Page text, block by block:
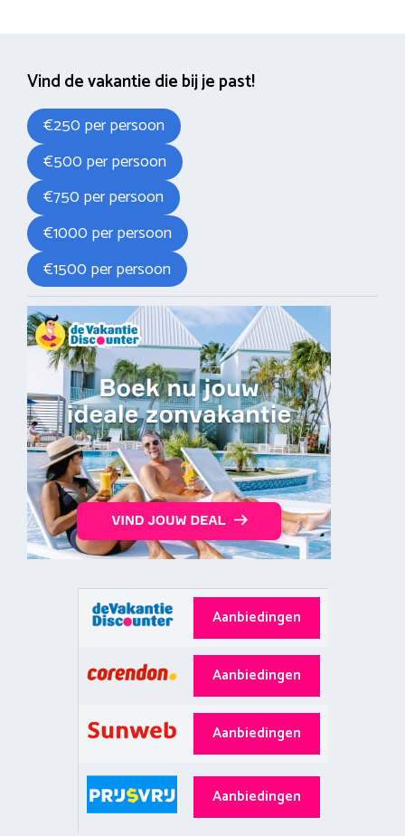
Vind de vakantie die bij je past!
€250 per persoon
€500 per persoon
€750 per persoon
€1000 per persoon
€1500 per persoon
Aanbiedingen
Aanbiedingen
Aanbiedingen
Aanbiedingen